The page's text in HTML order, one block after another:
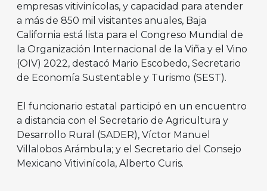
empresas vitivinícolas, y capacidad para atender
a más de 850 mil visitantes anuales, Baja
California está lista para el Congreso Mundial de
la Organización Internacional de la Viña y el Vino
(OIV) 2022, destacó Mario Escobedo, Secretario
de Economía Sustentable y Turismo (SEST).
El funcionario estatal participó en un encuentro
a distancia con el Secretario de Agricultura y
Desarrollo Rural (SADER), Víctor Manuel
Villalobos Arámbula; y el Secretario del Consejo
Mexicano Vitivinícola, Alberto Curis.